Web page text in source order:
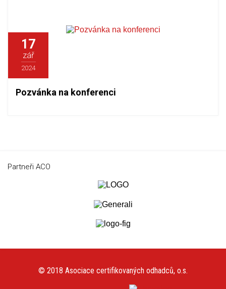
17
zář
2024
Pozvánka na konferenci
Partneři ACO
© 2018 Asociace certifikovaných odhadců, o.s.